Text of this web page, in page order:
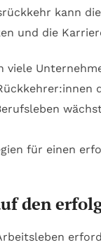
kann
und die
viele
den